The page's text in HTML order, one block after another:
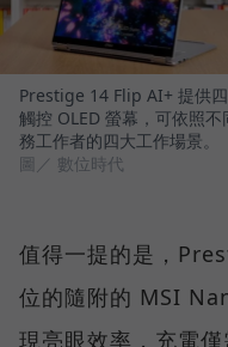
Prestige 14 Flip AI+ 提供
觸控 OLED 螢幕，可依照
務工作者的四大工作場景。
圖／ 數位時代
值得一提的是，
位的隨附的 MSI
現亮眼效率，充電